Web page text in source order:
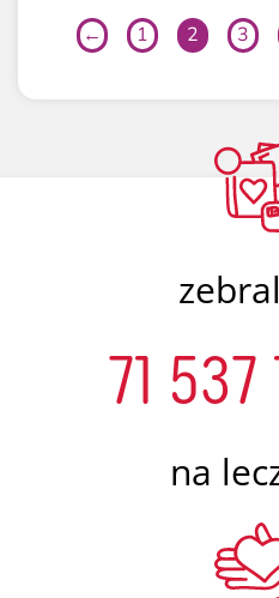
← 1 2 3
71
na